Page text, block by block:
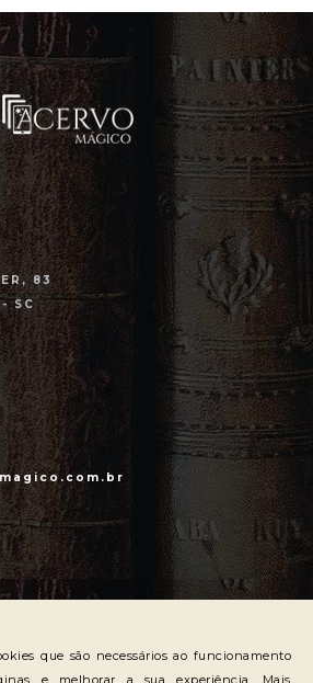
83
SC
que são necessários ao funcionamento
e melhorar a sua experiência. Mais